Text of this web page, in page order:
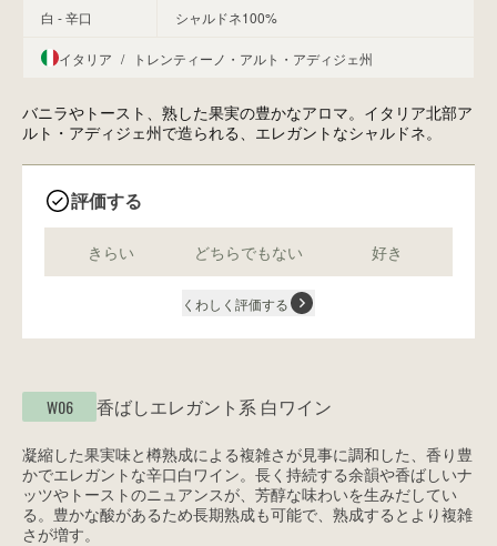
白 - 辛口 シャルドネ100%
イタリア / トレンティーノ・アルト・アディジェ州
バニラやトースト、熟した果実の豊かなアロマ。イタリア北部ア
ルト・アディジェ州で造られる、エレガントなシャルドネ。
評価する
きらい どちらでもない 好き
くわしく評価する
W06 香ばしエレガント系 白ワイン
凝縮した果実味と樽熟成による複雑さが見事に調和した、香り豊
かでエレガントな辛口白ワイン。長く持続する余韻や香ばしいナ
ッツやトーストのニュアンスが、芳醇な味わいを生みだしてい
る。豊かな酸があるため長期熟成も可能で、熟成するとより複雑
さが増す。